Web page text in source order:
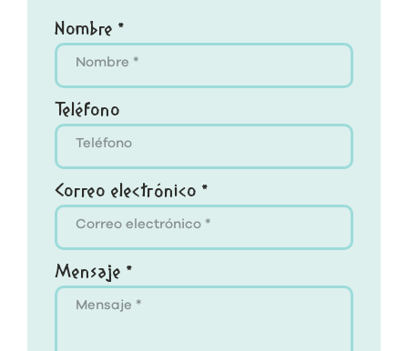
Nombre *
Teléfono
Correo electrónico *
Mensaje *